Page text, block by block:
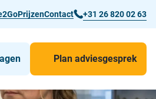
PrijzenContact +31 26 820 02 63
voor Toepassingen Plan adviesgesprek